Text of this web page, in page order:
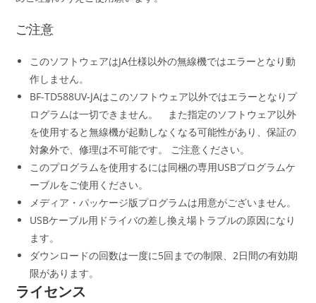
ご注意
このソフトウェアはJA仕様以外の無線機ではエラーとなり動
作しません。
BF-TD588UV-JAはこのソフトウェア以外ではエラーとなりプ
ログラムは一切できません。 また指定のソフトウェア以外
を使用すると無線機が起動しなくなる可能性があり、保証の
対象外で、修理は不可能です。 ご注意ください。
このプログラムを使用するには同梱の専用USBプログラムケ
ーブルをご使用ください。
メディア・パッケージ版プログラムは用意がございません。
USBケーブル用ドライバの差し換え場トラブルの原因になり
ます。
ダウンロードの回数は一度に5回までの制限、2日間の有効期
限があります。
ライセンス